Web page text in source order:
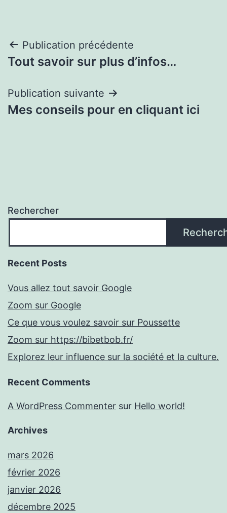
Navigation
de
l’article
Publication précédente
Tout savoir sur plus d’infos…
Publication suivante
Mes conseils pour en cliquant ici
Rechercher
Recent Posts
Vous allez tout savoir Google
Zoom sur Google
Ce que vous voulez savoir sur Poussette
Zoom sur https://bibetbob.fr/
Explorez leur influence sur la société et la culture.
Recent Comments
A WordPress Commenter sur Hello world!
Archives
mars 2026
février 2026
janvier 2026
décembre 2025